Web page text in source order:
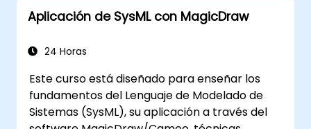
Aplicación de SysML con MagicDraw
24 Horas
Este curso está diseñado para enseñar los
fundamentos del Lenguaje de Modelado de
Sistemas (SysML), su aplicación a través del